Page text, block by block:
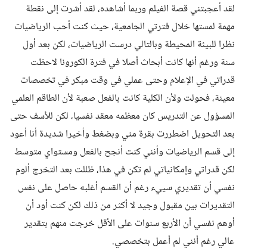
لقد أعجبتني قصة الفيلم وربما أشاهده، لقد أشرت إلى نقطة
مهمة لمستها خلال فترتي الجامعية، حيث كنت أحب الرياضيات
نظرا للبيئة المحيطة وبالتالي درست الرياضيات، لكن بعد أول
سنة ورغم أنها كانت أبحاث أصلا في فترة الكورونا لاحظت
قدراتي في الإعلام وحتى عملي في وقت مبكر في تخصصات
معينة، فحولت ولأن الكلية كانت بالفعل صعبة لأن الطاقم العلمي
المسؤول عن التدريس كان معظمه معقد نفسيا، لكن للأسف حتى
بعد التحويل اضطررت بقرة مني وبضغط وأخيرا شديدة أنا أعود
إلى قسم الرياضيات وأنني كنت أنجح بالفعل ومستواي متوسط
لكن قدراتي وإمكانياتي لم تكن في هذا، ظللت بعد التخرج ألوم
نفسي أن تقديري سييء رغم أن القسم أغلبه حاصل على نفس
التقديرات بين مقبول وجيد لا أكثر من ذلك لكن كنت أود أن
أوهم نفسي أن الأربع سنوات على الأقل خرجت منهم بتقدير
عالي رغم أنني لم أعمل بتخصصي.